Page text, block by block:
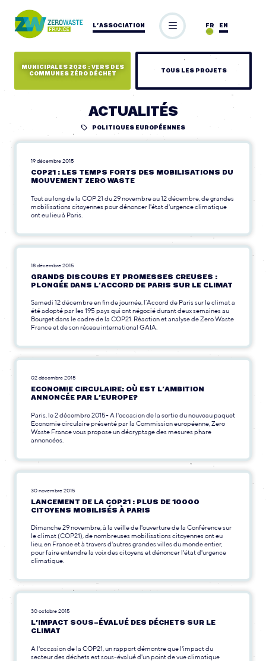
L’ASSOCIATION EN
FR
MUNICIPALES 2026 : VERS DES
COMMUNES ZÉRO DÉCHET
TOUS LES PROJETS
ACTUALITÉS
POLITIQUES EUROPÉENNES
19 décembre 2015
COP21 : LES TEMPS FORTS DES MOBILISATIONS DU
MOUVEMENT ZERO WASTE
Tout au long de la COP 21 du 29 novembre au 12 décembre, de grandes
mobilisations citoyennes pour dénoncer l'état d'urgence climatique
ont eu lieu à Paris.
18 décembre 2015
GRANDS DISCOURS ET PROMESSES CREUSES :
PLONGÉE DANS L’ACCORD DE PARIS SUR LE CLIMAT
Samedi 12 décembre en fin de journée, l’Accord de Paris sur le climat a
été adopté par les 195 pays qui ont négocié durant deux semaines au
Bourget dans le cadre de la COP21. Réaction et analyse de Zero Waste
France et de son réseau international GAIA.
02 décembre 2015
ECONOMIE CIRCULAIRE: OÙ EST L’AMBITION
ANNONCÉE PAR L’EUROPE?
Paris, le 2 décembre 2015- A l'occasion de la sortie du nouveau paquet
Economie circulaire présenté par la Commission européenne, Zero
Waste France vous propose un décryptage des mesures phare
annoncées.
30 novembre 2015
LANCEMENT DE LA COP21 : PLUS DE 10000
CITOYENS MOBILISÉS À PARIS
Dimanche 29 novembre, à la veille de l'ouverture de la Conférence sur
le climat (COP21), de nombreuses mobilisations citoyennes ont eu
lieu, en France et à travers d'autres grandes villes du monde entier,
pour faire entendre la voix des citoyens et dénoncer l'état d'urgence
climatique.
30 octobre 2015
L’IMPACT SOUS-ÉVALUÉ DES DÉCHETS SUR LE
CLIMAT
A l'occasion de la COP21, un rapport démontre que l'impact du
secteur des déchets est sous-évalué d'un point de vue climatique